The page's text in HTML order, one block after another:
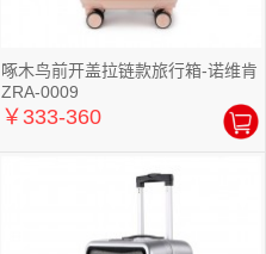
啄木鸟前开盖拉链款旅行箱-诺维肯
ZRA-0009
￥333-360